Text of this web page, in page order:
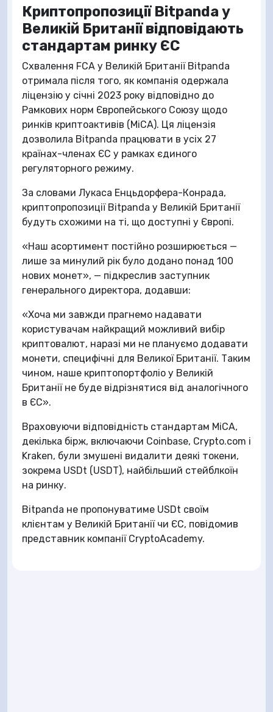
Криптопропозиції Bitpanda у
Великій Британії відповідають
стандартам ринку ЄС
Схвалення FCA у Великій Британії Bitpanda
отримала після того, як компанія одержала
ліцензію у січні 2023 року відповідно до
Рамкових норм Європейського Союзу щодо
ринків криптоактивів (MiCA). Ця ліцензія
дозволила Bitpanda працювати в усіх 27
країнах-членах ЄС у рамках єдиного
регуляторного режиму.
За словами Лукаса Енцьдорфера-Конрада,
криптопропозиції Bitpanda у Великій Британії
будуть схожими на ті, що доступні у Європі.
«Наш асортимент постійно розширюється —
лише за минулий рік було додано понад 100
нових монет», — підкреслив заступник
генерального директора, додавши:
«Хоча ми завжди прагнемо надавати
користувачам найкращий можливий вибір
криптовалют, наразі ми не плануємо додавати
монети, специфічні для Великої Британії. Таким
чином, наше криптопортфоліо у Великій
Британії не буде відрізнятися від аналогічного
в ЄС».
Враховуючи відповідність стандартам MiCA,
декілька бірж, включаючи Coinbase, Crypto.com і
Kraken, були змушені видалити деякі токени,
зокрема USDt (USDT), найбільший стейблкоїн
на ринку.
Bitpanda не пропонуватиме USDt своїм
клієнтам у Великій Британії чи ЄС, повідомив
представник компанії CryptoAcademy.